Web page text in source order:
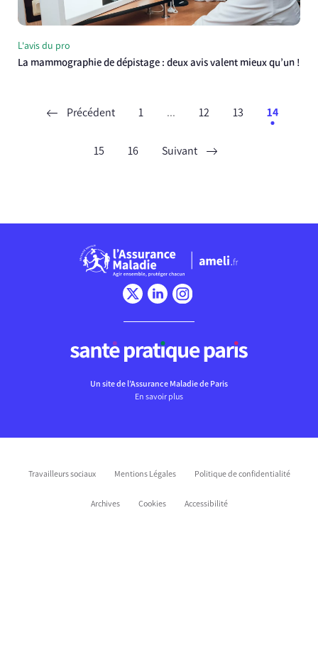
L'avis du pro
La mammographie de dépistage : deux avis valent mieux qu’un !
Précédent 1 ... 12 13 14
15 16 Suivant
Un site de l’Assurance Maladie de Paris
En savoir plus
Travailleurs sociaux Mentions Légales Politique de confidentialité
Archives Cookies Accessibilité